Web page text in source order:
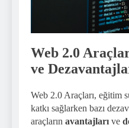
Web 2.0
ve
Web 2.0 Araçları, eğitim
katkı sağlarken bazı
araçların avantajları ve